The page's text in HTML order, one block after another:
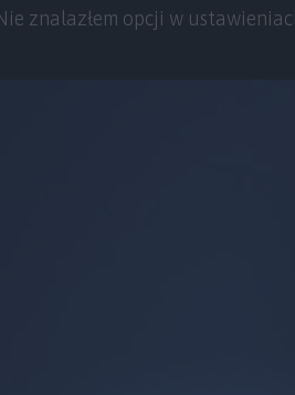
znalazłem opcji w